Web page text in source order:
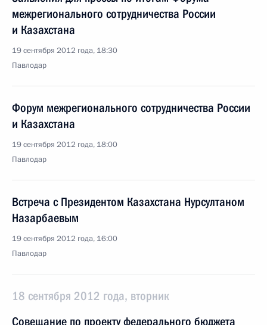
межрегионального сотрудничества России
и Казахстана
19 сентября 2012 года, 18:30
Павлодар
Форум межрегионального сотрудничества России
и Казахстана
19 сентября 2012 года, 18:00
Павлодар
Встреча с Президентом Казахстана Нурсултаном
Назарбаевым
19 сентября 2012 года, 16:00
Павлодар
18 сентября 2012 года, вторник
Совещание по проекту федерального бюджета